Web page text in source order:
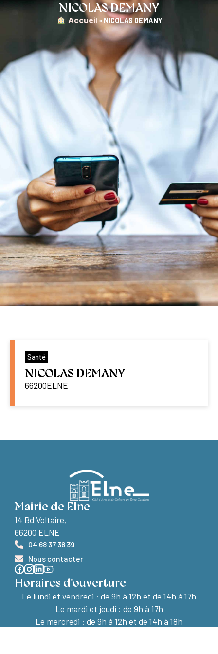
NICOLAS DEMANY
︎ Accueil » NICOLAS DEMANY
Santé
NICOLAS DEMANY
66200ELNE
Mairie de Elne
14 Bd Voltaire,
66200 ELNE
04 68 37 38 39
Nous contacter
Horaires d'ouverture
Le lundi et vendredi : de 9h à 12h et de 14h à 17h
Le mardi et jeudi : de 9h à 17h
Le mercredi : de 9h à 12h et de 14h à 18h